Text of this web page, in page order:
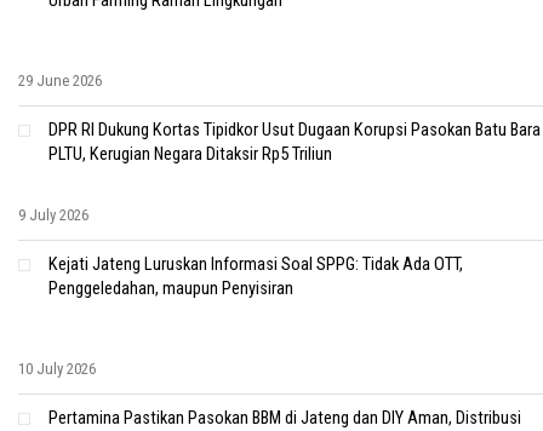
29 June 2026
DPR RI Dukung Kortas Tipidkor Usut Dugaan Korupsi Pasokan Batu Bara
PLTU, Kerugian Negara Ditaksir Rp5 Triliun
9 July 2026
Kejati Jateng Luruskan Informasi Soal SPPG: Tidak Ada OTT,
Penggeledahan, maupun Penyisiran
10 July 2026
Pertamina Pastikan Pasokan BBM di Jateng dan DIY Aman, Distribusi